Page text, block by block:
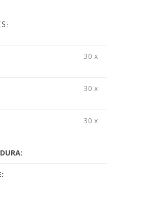
30 x
30 x
30 x